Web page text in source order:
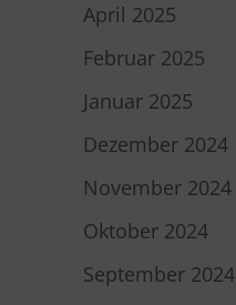
April 2025
Februar 2025
Januar 2025
Dezember 2024
November 2024
Oktober 2024
September 2024